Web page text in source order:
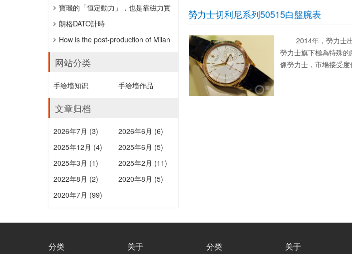
勞力士切利尼系列50515白盤腕表
2014年，勞力士出
勞力士旗下極為特殊
像勞力士，市場接受
寶璣的「恒定動力」，也是靠磁力實
現的。
朗格DATO計時
「HANDWERKSKUNST」抖雕，公價
How is the post-production of Milan
网站分类
手绘墙知识 手绘墙作品
文章归档
2026年7月 (3)
2026年6月 (6)
2025年12月 (4)
2025年6月 (5)
2025年3月 (1)
2025年2月 (11)
2022年8月 (2)
2020年8月 (5)
2020年7月 (99)
分类 关于 分类 关于